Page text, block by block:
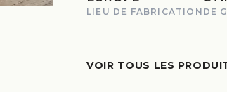
LIEU DE FABRICATION DE
VOIR TOUS LES